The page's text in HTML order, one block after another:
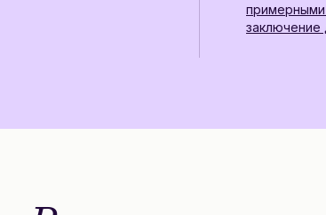
примерными
заключение